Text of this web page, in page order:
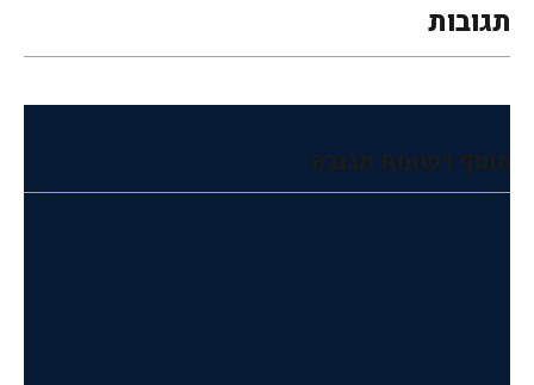
תגובות
הוסף רשומת תגובה